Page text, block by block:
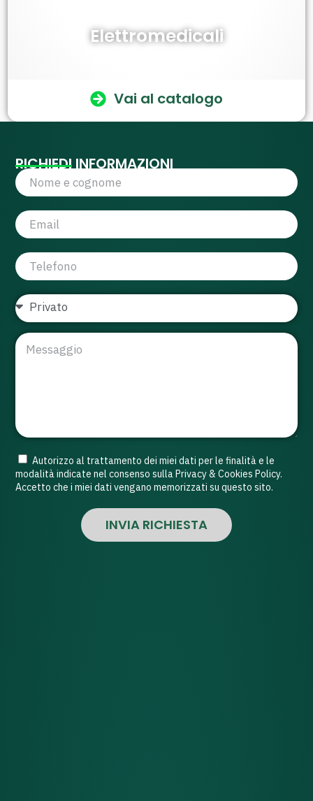
Elettromedicali
Vai al catalogo
RICHIEDI INFORMAZIONI
Autorizzo al trattamento dei miei dati per le finalità e le
modalità indicate nel consenso sulla Privacy & Cookies Policy.
Accetto che i miei dati vengano memorizzati su questo sito.
INVIA RICHIESTA